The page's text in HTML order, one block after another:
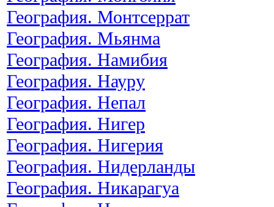
География. Монтсеррат
География. Мьянма
География. Намибия
География. Науру
География. Непал
География. Нигер
География. Нигерия
География. Нидерланды
География. Никарагуа